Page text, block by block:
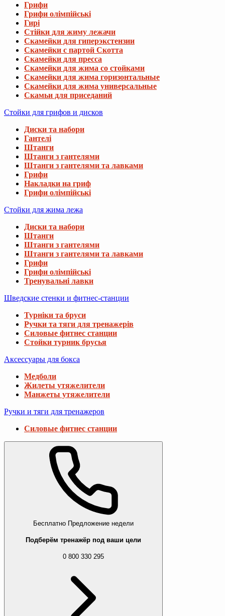
Грифи
Грифи олімпійські
Гирі
Стійки для жиму лежачи
Скамейки для гиперэкстензии
Скамейки с партой Скотта
Скамейки для пресса
Скамейки для жима со стойками
Скамейки для жима горизонтальные
Скамейки для жима универсальные
Скамьи для приседаний
Стойки для грифов и дисков
Диски та набори
Гантелі
Штанги
Штанги з гантелями
Штанги з гантелями та лавками
Грифи
Накладки на гриф
Грифи олімпійські
Стойки для жима лежа
Диски та набори
Штанги
Штанги з гантелями
Штанги з гантелями та лавками
Грифи
Грифи олімпійські
Тренувальні лавки
Шведские стенки и фитнес-станции
Турніки та бруси
Ручки та тяги для тренажерів
Силовые фитнес станции
Стойки турник брусья
Аксессуары для бокса
Медболи
Жилеты утяжелители
Манжеты утяжелители
Ручки и тяги для тренажеров
Силовые фитнес станции
Бесплатно Предложение недели
Подберём тренажёр под ваши цели
0 800 330 295